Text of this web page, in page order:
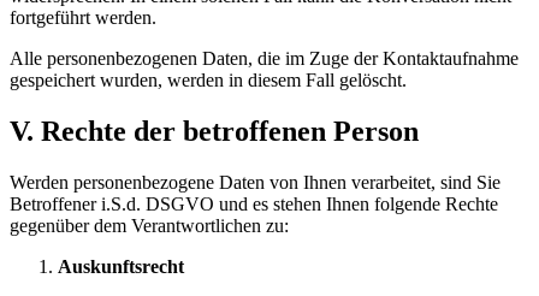
fortgeführt werden.
Alle personenbezogenen Daten, die im Zuge der Kontaktaufnahme
gespeichert wurden, werden in diesem Fall gelöscht.
V. Rechte der betroffenen Person
Werden personenbezogene Daten von Ihnen verarbeitet, sind Sie
Betroffener i.S.d. DSGVO und es stehen Ihnen folgende Rechte
gegenüber dem Verantwortlichen zu:
Auskunftsrecht